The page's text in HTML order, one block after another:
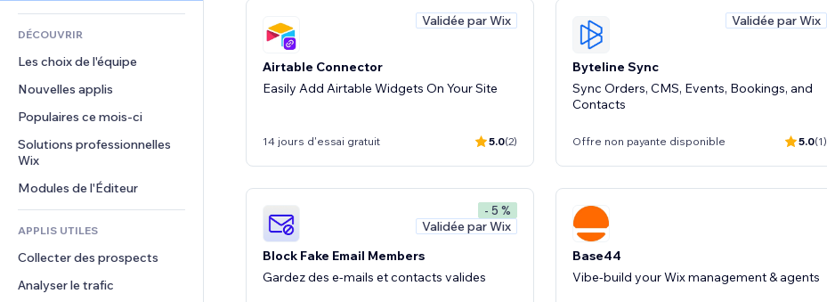
Graphiques et tableaux
DÉCOUVRIR
Les choix de l'équipe
Nouvelles applis
Populaires ce mois‑ci
Solutions professionnelles
Wix
Modules de l'Éditeur
APPLIS UTILES
Collecter des prospects
Analyser le trafic
Validée par Wix
Airtable Connector
Easily Add Airtable Widgets On Your Site
14 jours d'essai gratuit 5.0(2)
Validée par Wix
Byteline Sync
Sync Orders, CMS, Events, Bookings, and
Contacts
Offre non payante disponible 5.0(1)
- 5 %
Validée par Wix
Block Fake Email Members
Gardez des e-mails et contacts valides
Base44
Vibe-build your Wix management & agents